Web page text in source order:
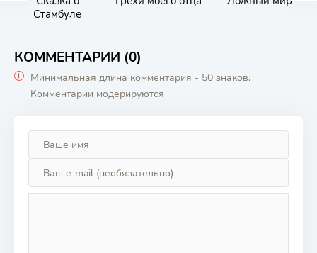
Стамбуле
КОММЕНТАРИИ (0)
Минимальная длина комментария - 50 знаков.
Комментарии модерируются